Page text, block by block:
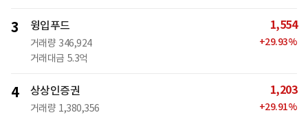
3 윙입푸드
거래량 346,924
거래대금 5.3억
1,554
+29.93%
4 상상인증권
거래량 1,380,356
1,203
+29.91%